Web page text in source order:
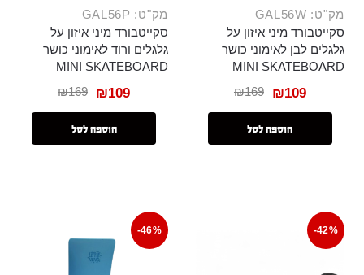
מק"ט: GAL56W
סקייטבורד מיני איזון על
גלגלים לבן לאימוני כושר
MINI SKATEBOARD
₪169 ₪109
הוספה לסל
מק"ט: GAL56P
סקייטבורד מיני איזון על
גלגלים ורוד לאימוני כושר
MINI SKATEBOARD
₪169 ₪109
הוספה לסל
-42%
-46%